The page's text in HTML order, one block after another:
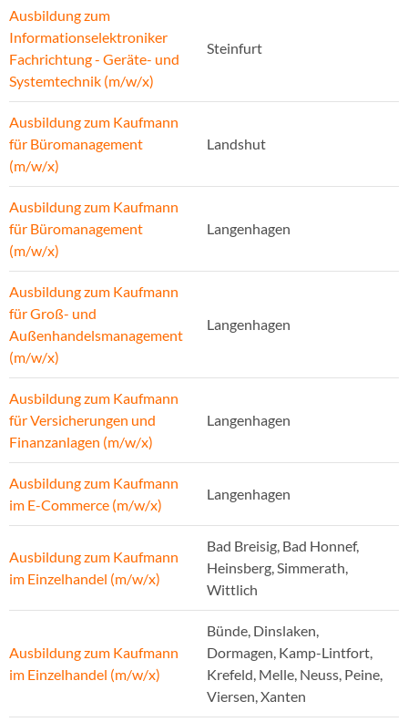
Ausbildung zum
Informationselektroniker
Fachrichtung - Geräte- und
Systemtechnik (m/w/x)
Steinfurt
Ausbildung zum Kaufmann
für Büromanagement
(m/w/x)
Landshut
Ausbildung zum Kaufmann
für Büromanagement
(m/w/x)
Langenhagen
Ausbildung zum Kaufmann
für Groß- und
Außenhandelsmanagement
(m/w/x)
Langenhagen
Ausbildung zum Kaufmann
für Versicherungen und
Finanzanlagen (m/w/x)
Langenhagen
Ausbildung zum Kaufmann
im E-Commerce (m/w/x)
Langenhagen
Ausbildung zum Kaufmann
im Einzelhandel (m/w/x)
Bad Breisig, Bad Honnef,
Heinsberg, Simmerath,
Wittlich
Ausbildung zum Kaufmann
im Einzelhandel (m/w/x)
Bünde, Dinslaken,
Dormagen, Kamp-Lintfort,
Krefeld, Melle, Neuss, Peine,
Viersen, Xanten